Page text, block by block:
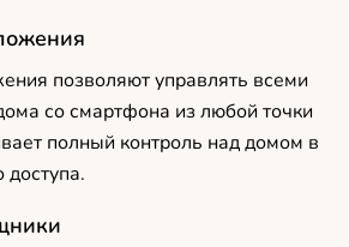
позволяют управлять всеми
со смартфона из любой точки
полный контроль над домом в